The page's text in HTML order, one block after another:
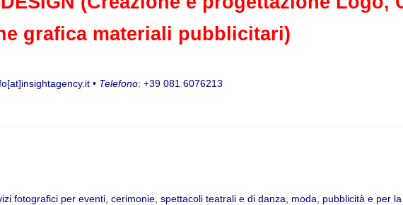
grafica materiali pubblicitari)
• Telefono: +39 081 6076213
fotografici per eventi, cerimonie, spettacoli teatrali e di danza, moda, pubblicità e per